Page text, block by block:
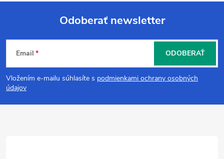
Z
á
p
Odoberať newsletter
Email
Vložením e-mailu súhlasíte s podmienkami ochrany osobných
údajov
ODOBERAŤ